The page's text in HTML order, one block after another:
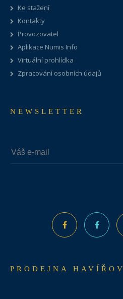
Ke stažení
Kontakty
Provozovatel
Aplikace Numis Info
Virtuální prohlídka
Zpracování osobních údajů
NEWSLETTER
PRODEJNA HAVÍŘOV